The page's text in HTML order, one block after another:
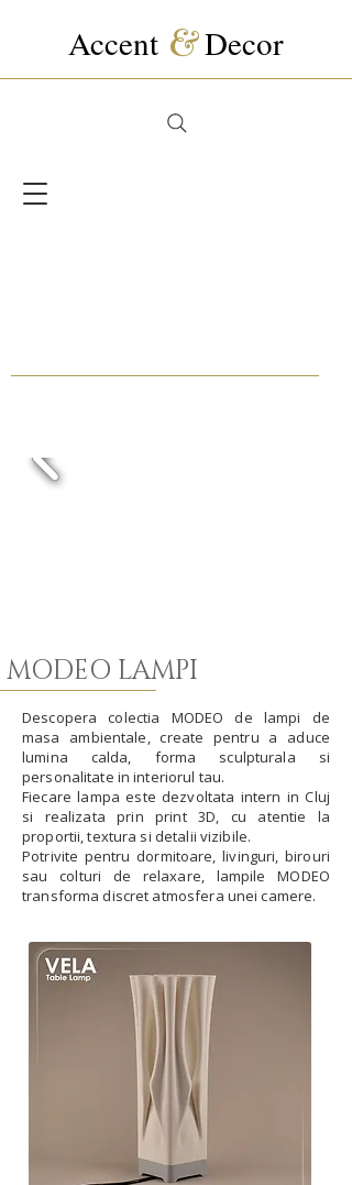
Accent &Decor
MODEO LAMPI
Descopera colectia MODEO de lampi de
masa ambientale, create pentru a aduce
lumina calda, forma sculpturala si
personalitate in interiorul tau.
Fiecare lampa este dezvoltata intern in Cluj
si realizata prin print 3D, cu atentie la
proportii, textura si detalii vizibile.
Potrivite pentru dormitoare, livinguri, birouri
sau colturi de relaxare, lampile MODEO
transforma discret atmosfera unei camere.